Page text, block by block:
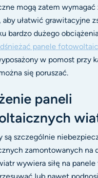
mogą zatem wymagać
aby ułatwić grawitacyjne
bardzo dużego
panele
w pomost przy
się poruszać.
paneli
są szczególnie
zamontowanych na
wywiera siłę na